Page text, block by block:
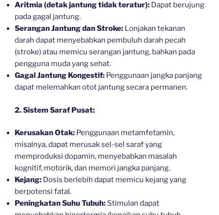
Aritmia (detak jantung tidak teratur): Dapat berujung
pada gagal jantung.
Serangan Jantung dan Stroke: Lonjakan tekanan
darah dapat menyebabkan pembuluh darah pecah
(stroke) atau memicu serangan jantung, bahkan pada
pengguna muda yang sehat.
Gagal Jantung Kongestif: Penggunaan jangka panjang
dapat melemahkan otot jantung secara permanen.
2. Sistem Saraf Pusat:
Kerusakan Otak: Penggunaan metamfetamin,
misalnya, dapat merusak sel-sel saraf yang
memproduksi dopamin, menyebabkan masalah
kognitif, motorik, dan memori jangka panjang.
Kejang: Dosis berlebih dapat memicu kejang yang
berpotensi fatal.
Peningkatan Suhu Tubuh: Stimulan dapat